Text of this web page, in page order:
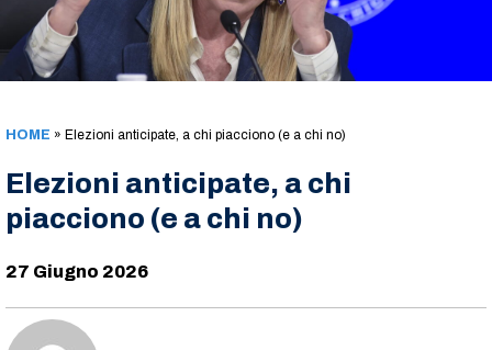
HOME » Elezioni anticipate, a chi piacciono (e a chi no)
Elezioni anticipate, a chi
piacciono (e a chi no)
27 Giugno 2026